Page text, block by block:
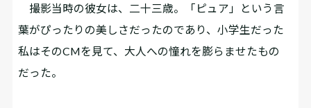
撮影当時の彼女は、二十三歳。「ピュア」という言
葉がぴったりの美しさだったのであり、小学生だった
私はそのCMを見て、大人への憧れを膨らませたもの
だった。